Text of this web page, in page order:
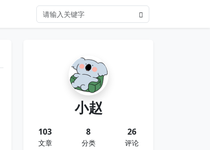
小赵
103
文章
8
分类
26
评论